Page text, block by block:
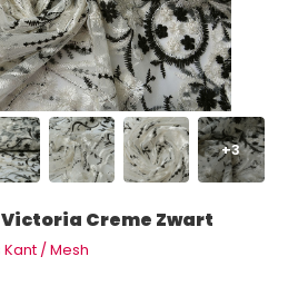
+3
Creme Zwart
/ Mesh